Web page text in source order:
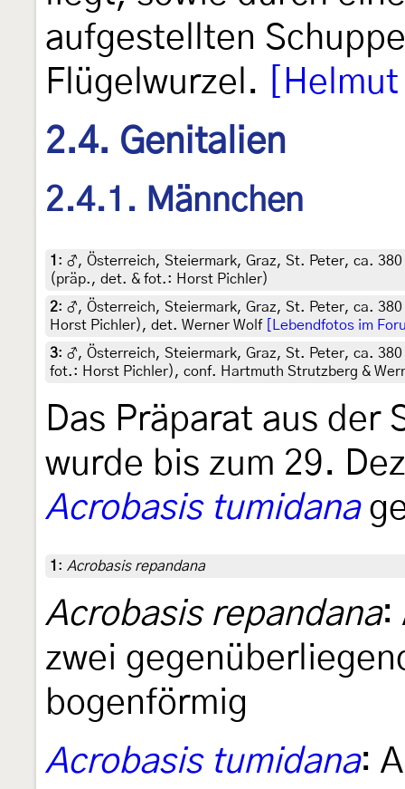
aufgestellten
Flügelwurzel.
2.4. Genitalien
2.4.1. Männchen
1 : ♂, Österreich, Steiermark, Graz, St. Peter, ca.
(präp., det. & fot.: Horst Pichler)
2: ♂, Österreich, Steiermark, Graz, St. Peter, ca.
Horst Pichler), det. Werner Wolf
[Lebendfotos im
3: ♂, Österreich, Steiermark, Graz, St. Peter, ca.
fot.: Horst Pichler), conf. Hartmuth Strutzberg &
Das Präparat aus der
wurde bis zum 29.
Acrobasis tumidana
1 : Acrobasis repandana
Acrobasis repandana:
zwei
bogenförmig
Acrobasis tumidana: